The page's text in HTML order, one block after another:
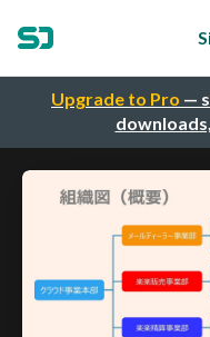
Upgrade to Pro —